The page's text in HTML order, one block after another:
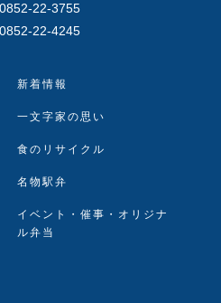
22-3755
22-4245
新着情報
一文字家の思い
食のリサイクル
名物駅弁
イベント・催事・オリジナ
ル弁当